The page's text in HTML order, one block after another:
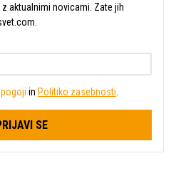
aktualnimi novicami. Zate jih
in Politiko zasebnosti.
SE